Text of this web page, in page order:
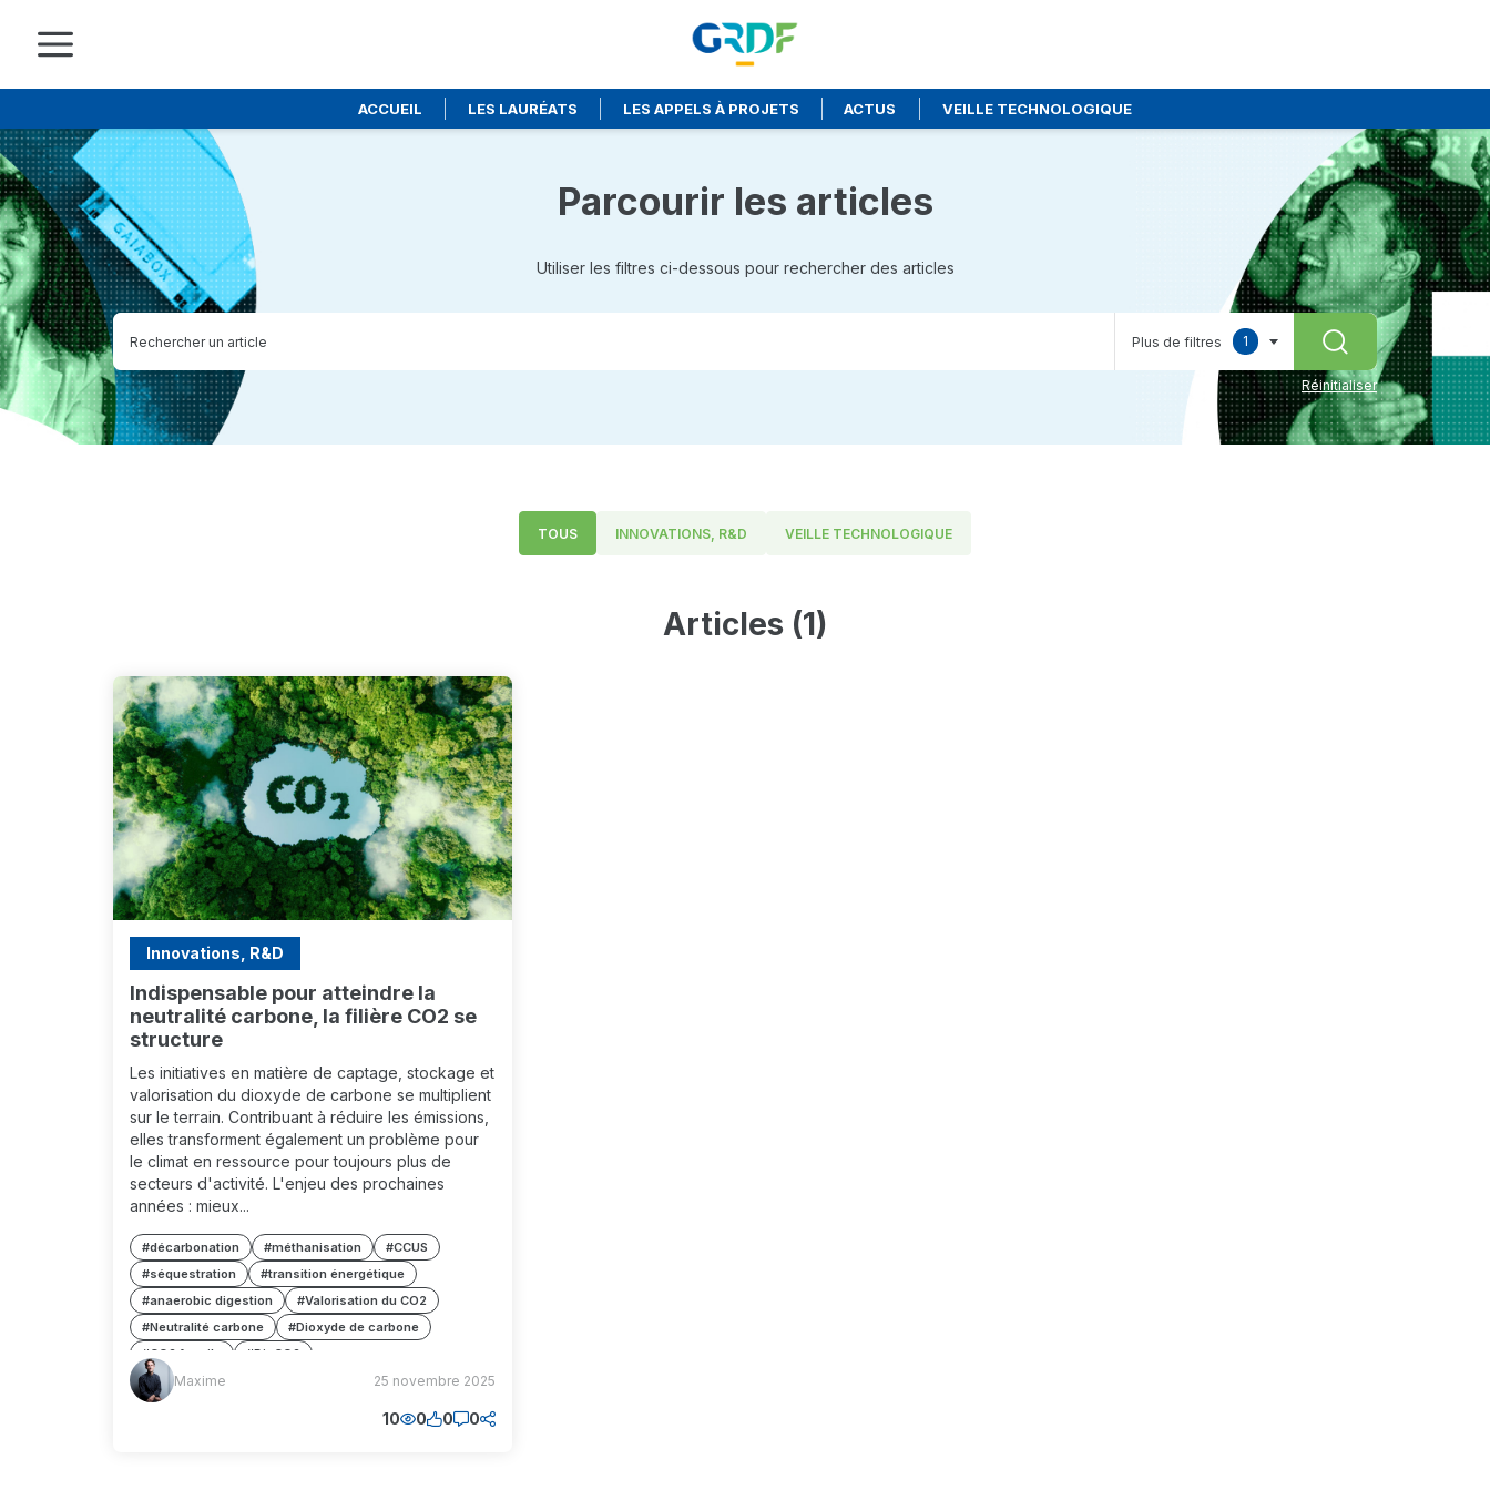
Skip
to
main
content
ACCUEIL LES LAURÉATS LES APPELS À PROJETS ACTUS VEILLE TECHNOLOGIQUE
Parcourir les articles
Utiliser les filtres ci-dessous pour rechercher des articles
Plus de filtres
1
RECHERCHER
Réinitialiser
TOUS INNOVATIONS, R&D VEILLE TECHNOLOGIQUE
Articles (1)
Innovations, R&D
Indispensable pour atteindre la
neutralité carbone, la filière CO2 se
structure
Les initiatives en matière de captage, stockage et
valorisation du dioxyde de carbone se multiplient
sur le terrain. Contribuant à réduire les émissions,
elles transforment également un problème pour
le climat en ressource pour toujours plus de
secteurs d'activité. L'enjeu des prochaines
années : mieux...
#décarbonation #méthanisation
#CCUS
#séquestration
#transition énergétique
#anaerobic digestion
#Valorisation du CO2
#Neutralité carbone
#Dioxyde de carbone
#CO2 fossile
#BioCO2
#Séquestration géologique
#Économie circulaire
#Hubs industriels
Maxime
(MM) Maxime 25 novembre 2025
10 0 0 0